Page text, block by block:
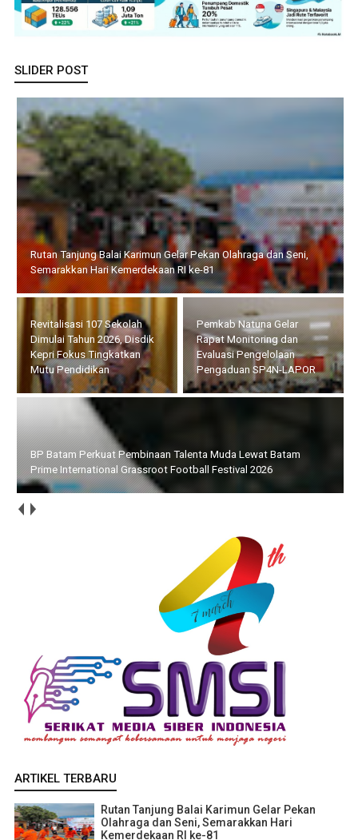
SLIDER POST
Revitalisasi 107 Sekolah Dimulai Tahun 2026, Disdik Kepri Fokus
Tingkatkan Mutu Pendidikan
Pemkab Natuna Gelar
Rapat Monitoring dan
Evaluasi Pengelolaan
Pengaduan SP4N-LAPOR
BP Batam Perkuat
Pembinaan Talenta Muda
Lewat Batam Prime
International Grassroot
Football Festival 2026
Pemprov Kepri dan KomDigi Pacu Penetrasi Broadband Lewat
Teknologi Satelit dan Frekuensi 700MHz, Upaya Memutus
Kesenjangan Digital di Kawasan Perbatasan
ARTIKEL TERBARU
Rutan Tanjung Balai Karimun Gelar Pekan
Olahraga dan Seni, Semarakkan Hari
Kemerdekaan RI ke-81